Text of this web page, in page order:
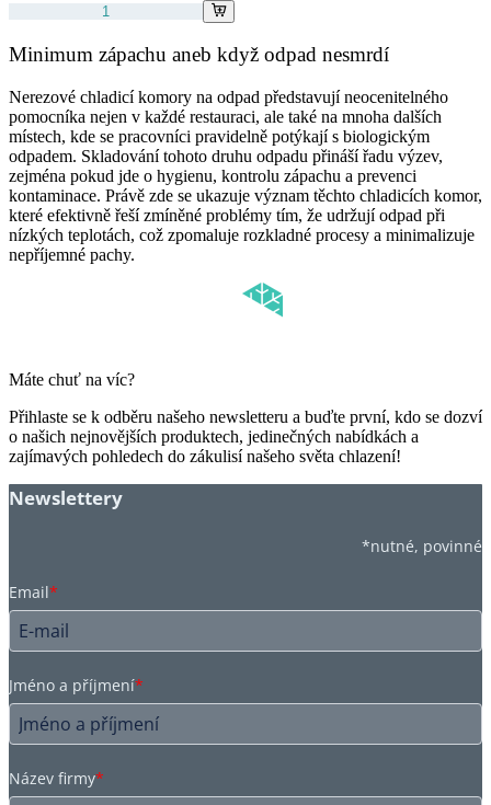
Minimum zápachu aneb když odpad nesmrdí
Nerezové chladicí komory na odpad představují neocenitelného
pomocníka nejen v každé restauraci, ale také na mnoha dalších
místech, kde se pracovníci pravidelně potýkají s biologickým
odpadem. Skladování tohoto druhu odpadu přináší řadu výzev,
zejména pokud jde o hygienu, kontrolu zápachu a prevenci
kontaminace. Právě zde se ukazuje význam těchto chladicích komor,
které efektivně řeší zmíněné problémy tím, že udržují odpad při
nízkých teplotách, což zpomaluje rozkladné procesy a minimalizuje
nepříjemné pachy.
Máte chuť na víc?
Přihlaste se k odběru našeho newsletteru a buďte první, kdo se dozví
o našich nejnovějších produktech, jedinečných nabídkách a
zajímavých pohledech do zákulisí našeho světa chlazení!
Newslettery
*nutné, povinné
Email*
Jméno a příjmení*
Název firmy*